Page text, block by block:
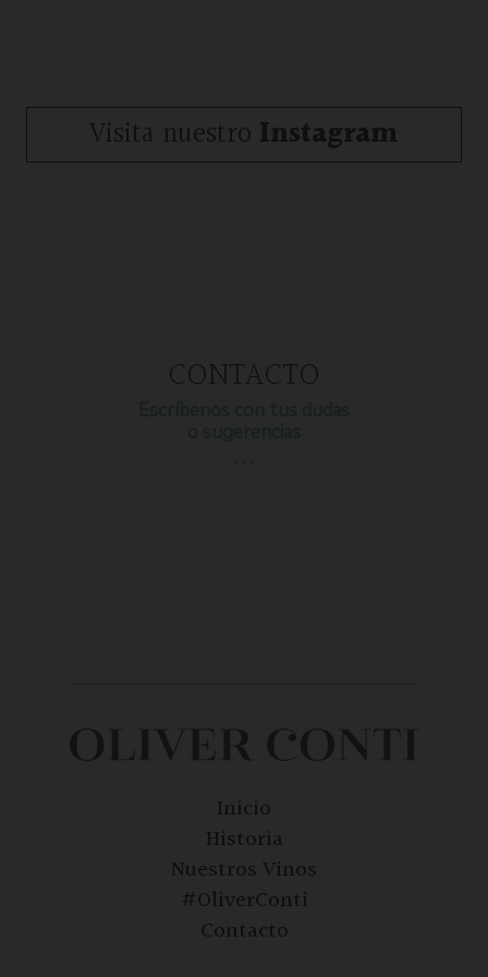
Visita nuestro Instagram
CONTACTO
Inicio
Historia
Nuestros Vinos
#OliverConti
Contacto